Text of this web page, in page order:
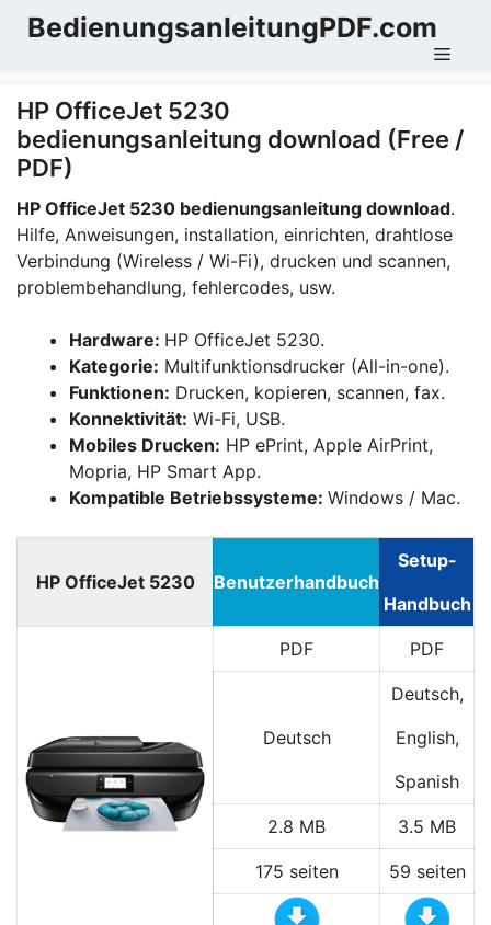
Zum
InhaltBedienungsanleitungPDF.com
HP OfficeJet 5230
bedienungsanleitung download (Free /
PDF)
HP OfficeJet 5230 bedienungsanleitung download.
Hilfe, Anweisungen, installation, einrichten, drahtlose
Verbindung (Wireless / Wi-Fi), drucken und scannen,
problembehandlung, fehlercodes, usw.
Hardware: HP OfficeJet 5230.
Kategorie: Multifunktionsdrucker (All-in-one).
Funktionen: Drucken, kopieren, scannen, fax.
Konnektivität: Wi-Fi, USB.
Mobiles Drucken: HP ePrint, Apple AirPrint,
Mopria, HP Smart App.
Kompatible Betriebssysteme: Windows / Mac.
HP OfficeJet 5230 Benutzerhandbuch
Setup-
Handbuch
PDF PDF
Deutsch
Deutsch,
English,
Spanish
2.8 MB 3.5 MB
175 seiten 59 seiten